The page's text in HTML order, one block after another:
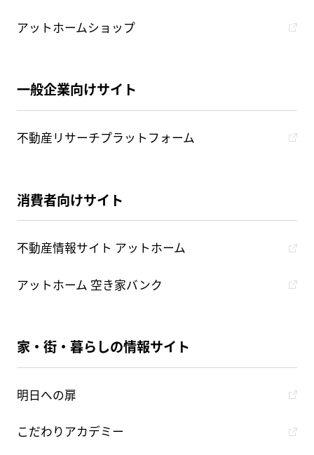
アットホームショップ
一般企業向けサイト
不動産リサーチプラットフォーム
消費者向けサイト
不動産情報サイト アットホーム
アットホーム 空き家バンク
家・街・暮らしの情報サイト
明日への扉
こだわりアカデミー